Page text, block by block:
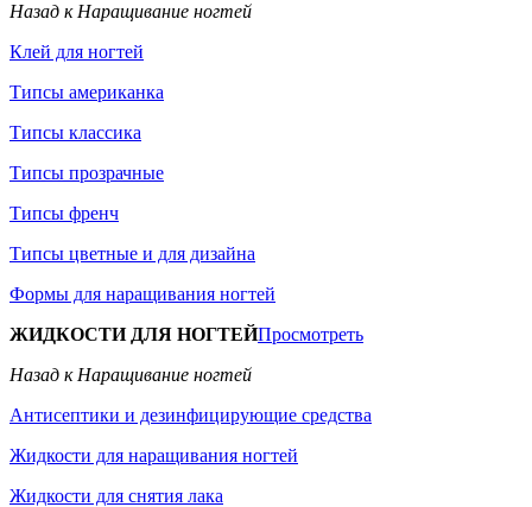
Назад к Наращивание ногтей
Клей для ногтей
Типсы американка
Типсы классика
Типсы прозрачные
Типсы френч
Типсы цветные и для дизайна
Формы для наращивания ногтей
ЖИДКОСТИ ДЛЯ НОГТЕЙПросмотреть
Назад к Наращивание ногтей
Антисептики и дезинфицирующие средства
Жидкости для наращивания ногтей
Жидкости для снятия лака